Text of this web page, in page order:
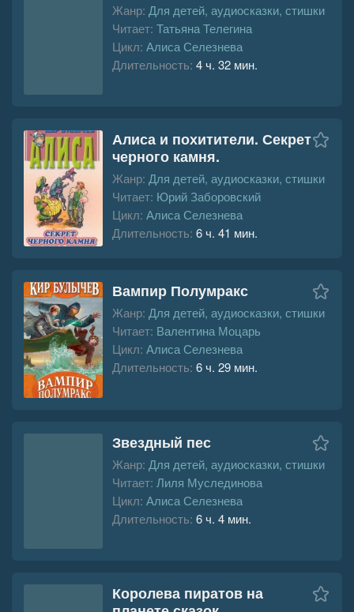
Жанр: Для детей, аудиосказки, стишки
Читает: Татьяна Телегина
Цикл: Алиса Селезнева
Длительность: 4 ч. 32 мин.
Алиса и похитители. Секрет
черного камня.
Жанр: Для детей, аудиосказки, стишки
Читает: Юрий Заборовский
Цикл: Алиса Селезнева
Длительность: 6 ч. 41 мин.
Вампир Полумракс
Жанр: Для детей, аудиосказки, стишки
Читает: Валентина Моцарь
Цикл: Алиса Селезнева
Длительность: 6 ч. 29 мин.
Звездный пес
Жанр: Для детей, аудиосказки, стишки
Читает: Лиля Муслединова
Цикл: Алиса Селезнева
Длительность: 6 ч. 4 мин.
Королева пиратов на